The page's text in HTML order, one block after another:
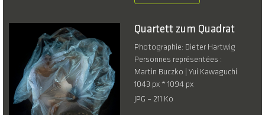
Quartett zum Quadrat
Photographie: Dieter Hartwig
Personnes représentées :
Martin Buczko | Yui Kawaguchi
1043 px * 1094 px
JPG – 211 Ko